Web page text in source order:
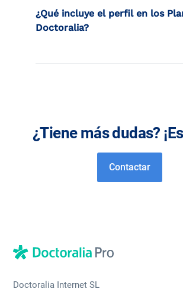
¿Qué incluye el perfil en los
Doctoralia?
¿Tiene más dudas?
Contactar
Doctoralia Internet SL